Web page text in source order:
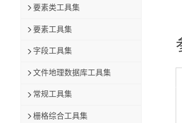
要素类工具集
要素工具集
字段工具集
文件地理数据库工具集
常规工具集
栅格综合工具集